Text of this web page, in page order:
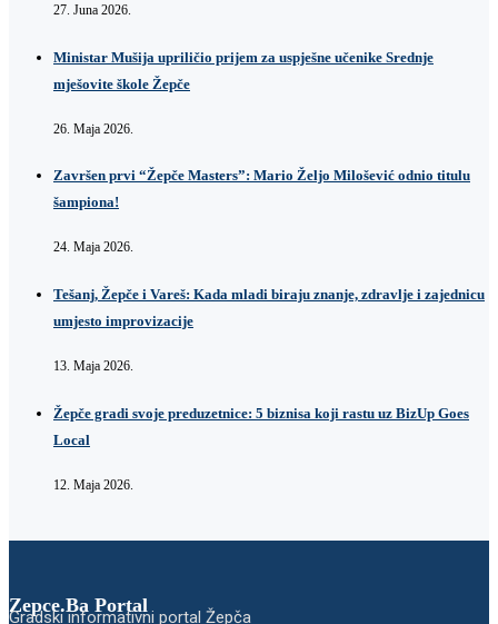
27. Juna 2026.
Ministar Mušija upriličio prijem za uspješne učenike Srednje
mješovite škole Žepče
26. Maja 2026.
Završen prvi “Žepče Masters”: Mario Željo Milošević odnio titulu
šampiona!
24. Maja 2026.
Tešanj, Žepče i Vareš: Kada mladi biraju znanje, zdravlje i zajednicu
umjesto improvizacije
13. Maja 2026.
Žepče gradi svoje preduzetnice: 5 biznisa koji rastu uz BizUp Goes
Local
12. Maja 2026.
Zepce.Ba Portal
Gradski informativni portal Žepča